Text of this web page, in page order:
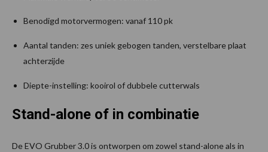
Benodigd motorvermogen: vanaf 110 pk
Aantal tanden: zes uniek gebogen tanden, verstelbare plaat
achterzijde
Diepte-instelling: kooirol of dubbele cutterwals
Stand-alone of in combinatie
De EVO Grubber 3.0 is ontworpen om zowel stand-alone als in